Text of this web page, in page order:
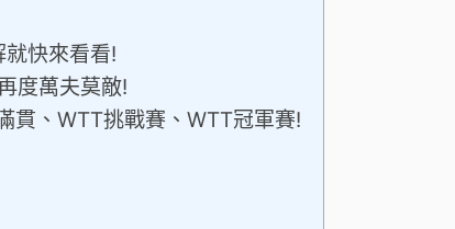
快來看看!
度萬夫莫敵!
貫、WTT挑戰賽、WTT冠軍賽!